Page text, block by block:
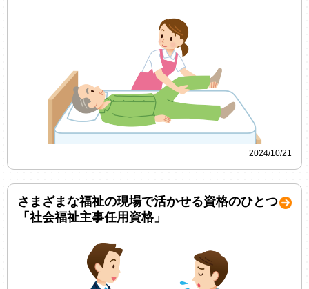
2024/10/21
さまざまな福祉の現場で活かせる資格のひとつ
「社会福祉主事任用資格」